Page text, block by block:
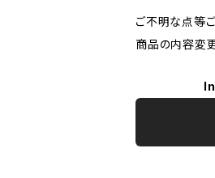
ご不明な点等
商品の内容変